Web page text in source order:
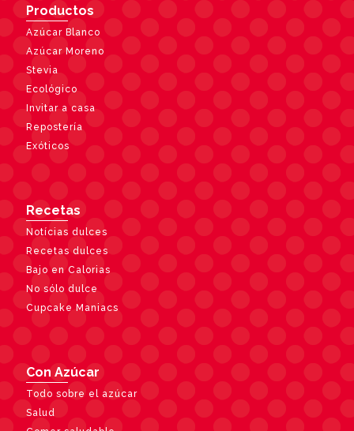
Productos
Azúcar Blanco
Azúcar Moreno
Stevia
Ecológico
Invitar a casa
Repostería
Exóticos
Recetas
Notícias dulces
Recetas dulces
Bajo en Calorias
No sólo dulce
Cupcake Maniacs
Con Azúcar
Todo sobre el azúcar
Salud